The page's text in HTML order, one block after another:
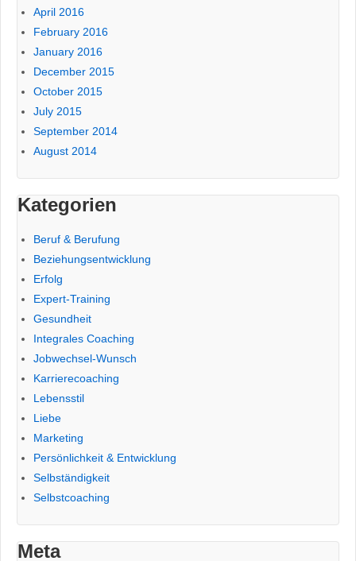
April 2016
February 2016
January 2016
December 2015
October 2015
July 2015
September 2014
August 2014
Kategorien
Beruf & Berufung
Beziehungsentwicklung
Erfolg
Expert-Training
Gesundheit
Integrales Coaching
Jobwechsel-Wunsch
Karrierecoaching
Lebensstil
Liebe
Marketing
Persönlichkeit & Entwicklung
Selbständigkeit
Selbstcoaching
Meta